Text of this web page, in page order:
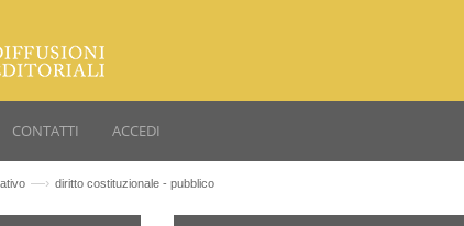
CONTATTI ACCEDI
—› diritto costituzionale - pubblico